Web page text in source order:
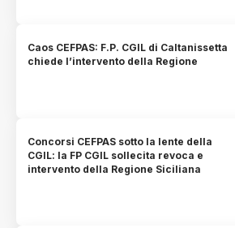
Caos CEFPAS: F.P. CGIL di Caltanissetta
chiede l’intervento della Regione
Concorsi CEFPAS sotto la lente della
CGIL: la FP CGIL sollecita revoca e
intervento della Regione Siciliana